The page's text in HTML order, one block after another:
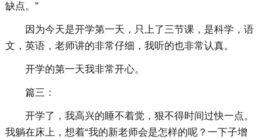
缺点。”
因为今天是开学第一天，只上了三节课，是科学，语
文，英语，老师讲的非常仔细，我听的也非常认真。
开学的第一天我非常开心。
篇三：
开学了，我高兴的睡不着觉，狠不得时间过快一点。
我躺在床上，想着“我的新老师会是怎样的呢？一下子增